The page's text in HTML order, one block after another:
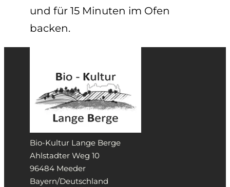
und für 15 Minuten im Ofen
backen.
Bio-Kultur Lange Berge
Ahlstadter Weg 10
96484 Meeder
Bayern/Deutschland